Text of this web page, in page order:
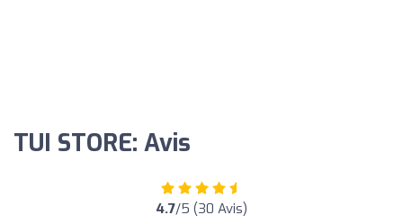
TUI STORE: Avis
4.7/5 (30 Avis)